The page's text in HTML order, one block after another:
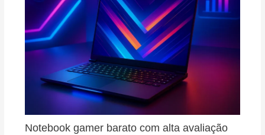
Notebook gamer barato com alta avaliação